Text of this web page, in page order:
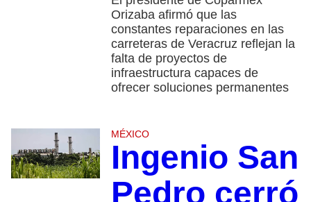
Orizaba afirmó que las
constantes reparaciones en las
carreteras de Veracruz reflejan la
falta de proyectos de
infraestructura capaces de
ofrecer soluciones permanentes
MÉXICO
Ingenio San
Pedro cerró